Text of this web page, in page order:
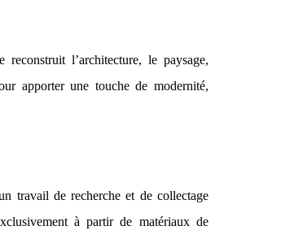
l’architecture, le paysage,
apporter une touche de modernité,
travail de recherche et de collectage
à partir de matériaux de